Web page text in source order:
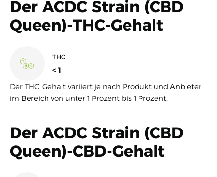
Der ACDC Strain (CBD
Queen)-THC-Gehalt
THC
< 1
Der THC-Gehalt variiert je nach Produkt und Anbieter
im Bereich von unter 1 Prozent bis 1 Prozent.
Der ACDC Strain (CBD
Queen)-CBD-Gehalt